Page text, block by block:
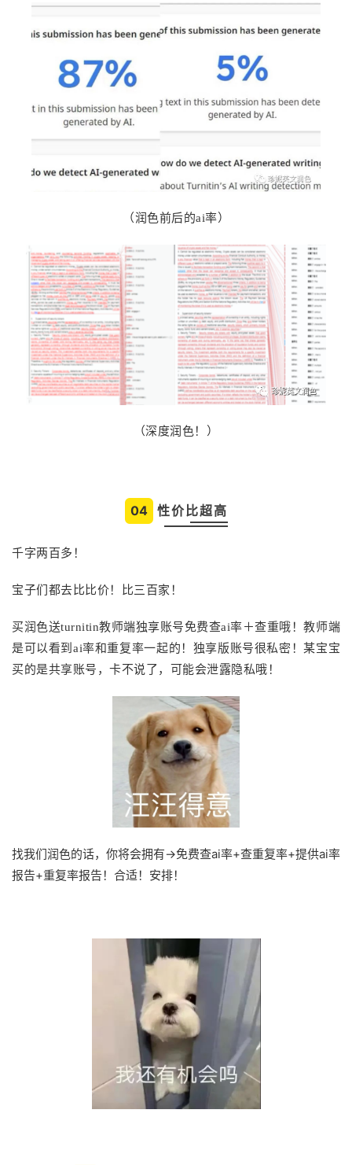
（润色前后的ai率）
（深度润色！）
04 性价比超高
千字两百多！
宝子们都去比比价！比三百家！
买润色送turnitin教师端独享账号免费查ai率＋查重哦！教师端
是可以看到ai率和重复率一起的！独享版账号很私密！某宝宝
买的是共享账号，卡不说了，可能会泄露隐私哦！
找我们润色的话，你将会拥有→免费查ai率+查重复率+提供ai率
报告+重复率报告！合适！安排！